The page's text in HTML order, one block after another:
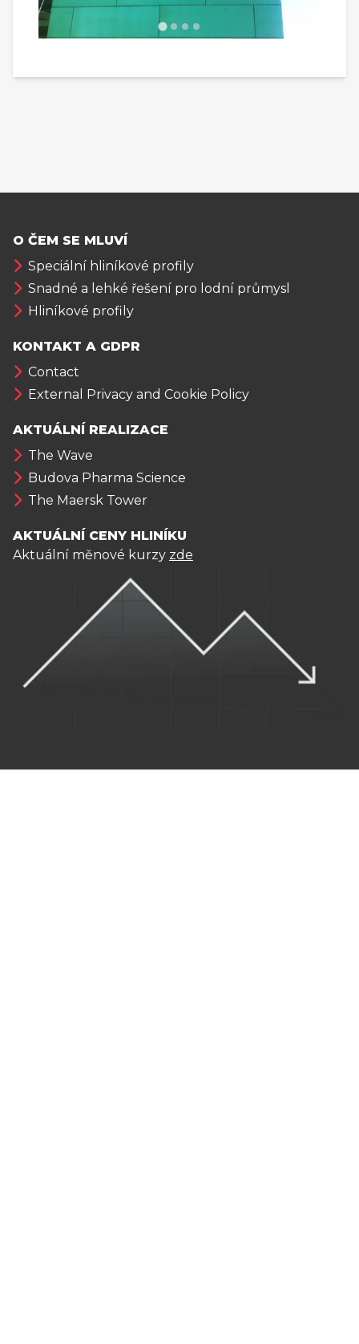
O ČEM SE MLUVÍ
Speciální hliníkové profily
Snadné a lehké řešení pro lodní průmysl
Hliníkové profily
KONTAKT A GDPR
Contact
External Privacy and Cookie Policy
AKTUÁLNÍ REALIZACE
The Wave
Budova Pharma Science
The Maersk Tower
AKTUÁLNÍ CENY HLINÍKU
Aktuální měnové kurzy zde